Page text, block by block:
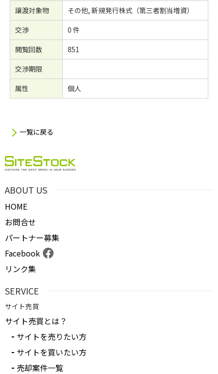
譲渡対象物
その他, 新規発行株式（第三者割当増資）
交渉
0 件
閲覧回数
851
交渉期限
属性
個人
一覧に戻る
ABOUT US
HOME
お問合せ
パートナー募集
Facebook
リンク集
SERVICE
サイト売買
サイト売買とは？
サイトを売りたい方
サイトを買いたい方
売却案件一覧